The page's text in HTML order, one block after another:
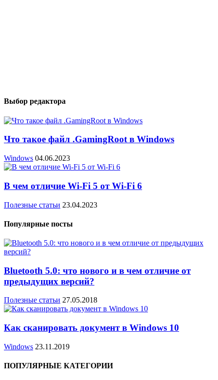
Выбор редактора
Что такое файл .GamingRoot в Windows
Windows 04.06.2023
В чем отличие Wi-Fi 5 от Wi-Fi 6
Полезные статьи 23.04.2023
Популярные посты
Bluetooth 5.0: что нового и в чем отличие от
предыдущих версий?
Полезные статьи 27.05.2018
Как сканировать документ в Windows 10
Windows 23.11.2019
ПОПУЛЯРНЫЕ КАТЕГОРИИ